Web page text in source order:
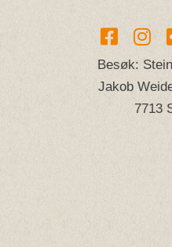
Besøk:
Jakob
7713